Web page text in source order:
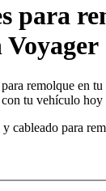
para
para remolque en
tu vehículo hoy
cableado para